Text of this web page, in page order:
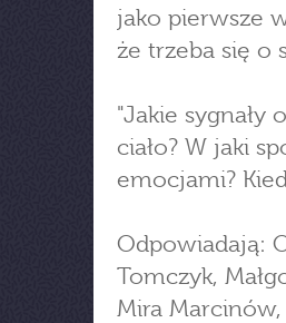
jako pierwsze
że trzeba się o
"Jakie sygnały
ciało? W jaki
emocjami?
Odpowiadają:
Tomczyk,
Mira Marcinów,